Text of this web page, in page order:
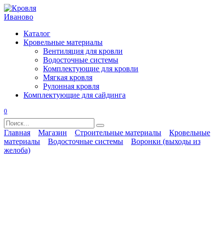
Перейти
к
Каталог
Кровельные материалы
Вентиляция для кровли
Водосточные системы
Комплектующие для кровли
Мягкая кровля
Рулонная кровля
Комплектующие для сайдинга
0
Search
for:
Главная Магазин Строительные материалы
Кровельные
материалы
Водосточные системы
Воронки (выходы из
желоба)